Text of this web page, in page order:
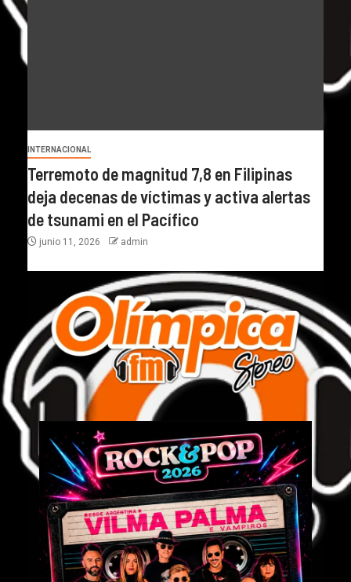
INTERNACIONAL
Terremoto de magnitud 7,8 en Filipinas
deja decenas de víctimas y activa alertas
de tsunami en el Pacífico
junio 11, 2026 admin